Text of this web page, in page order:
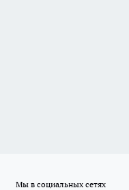
Мы в социальных сетях